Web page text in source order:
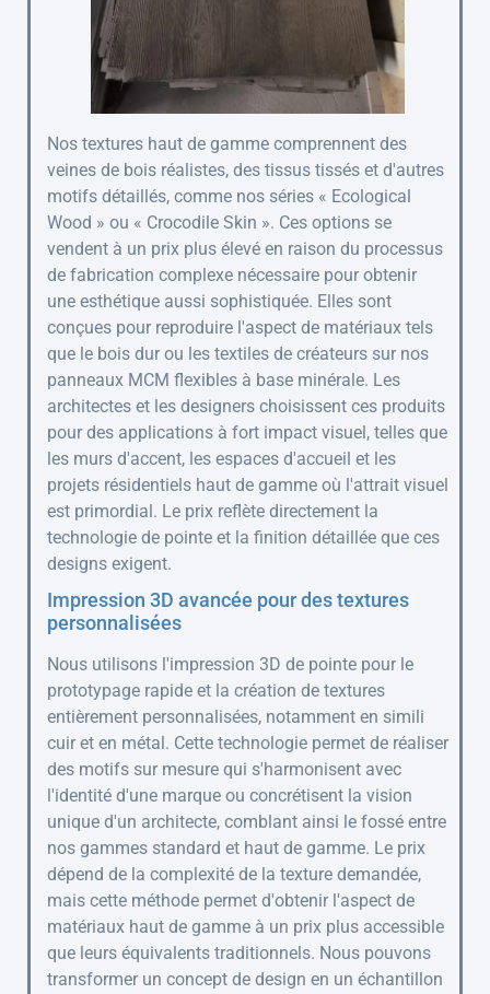
Nos textures haut de gamme comprennent des
veines de bois réalistes, des tissus tissés et d'autres
motifs détaillés, comme nos séries « Ecological
Wood » ou « Crocodile Skin ». Ces options se
vendent à un prix plus élevé en raison du processus
de fabrication complexe nécessaire pour obtenir
une esthétique aussi sophistiquée. Elles sont
conçues pour reproduire l'aspect de matériaux tels
que le bois dur ou les textiles de créateurs sur nos
panneaux MCM flexibles à base minérale. Les
architectes et les designers choisissent ces produits
pour des applications à fort impact visuel, telles que
les murs d'accent, les espaces d'accueil et les
projets résidentiels haut de gamme où l'attrait visuel
est primordial. Le prix reflète directement la
technologie de pointe et la finition détaillée que ces
designs exigent.
Impression 3D avancée pour des textures
personnalisées
Nous utilisons l'impression 3D de pointe pour le
prototypage rapide et la création de textures
entièrement personnalisées, notamment en simili
cuir et en métal. Cette technologie permet de réaliser
des motifs sur mesure qui s'harmonisent avec
l'identité d'une marque ou concrétisent la vision
unique d'un architecte, comblant ainsi le fossé entre
nos gammes standard et haut de gamme. Le prix
dépend de la complexité de la texture demandée,
mais cette méthode permet d'obtenir l'aspect de
matériaux haut de gamme à un prix plus accessible
que leurs équivalents traditionnels. Nous pouvons
transformer un concept de design en un échantillon